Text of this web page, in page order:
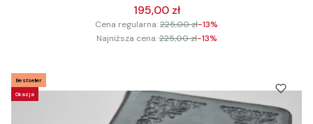
195,00 zł
Cena regularna:225,00 zł-13%
Najniższa cena:225,00 zł-13%
Okazja
Bestseller